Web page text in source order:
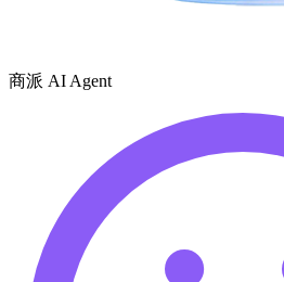
商派 AI Agent